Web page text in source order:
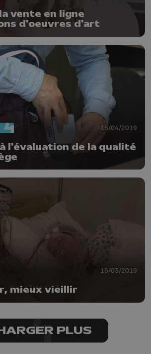
vente en ligne
d'oeuvres d'art
15/04/2019
l'évaluation de la qualité
15/03/2019
mieux vieillir
PLUS